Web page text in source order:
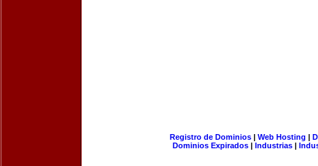
Registro de Dominios| Web Hosting |
Dominios Expirados | Industrias |